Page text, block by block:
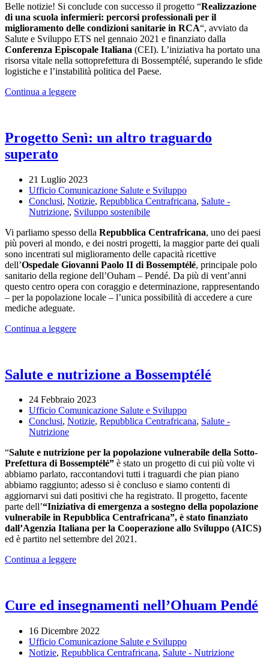
alla
realizzazione
di
una
scuola
di
infermieri
RCA
Belle notizie! Si conclude con successo il progetto “Realizzazione
di una scuola infermieri: percorsi professionali per il
miglioramento delle condizioni sanitarie in RCA“, avviato da
Salute e Sviluppo ETS nel gennaio 2021 e finanziato dalla
Conferenza Episcopale Italiana (CEI). L’iniziativa ha portato una
risorsa vitale nella sottoprefettura di Bossemptélé, superando le sfide
logistiche e l’instabilità politica del Paese.
Continua a leggere
Progetto Senì: un altro traguardo
superato
21 Luglio 2023
Ufficio Comunicazione Salute e Sviluppo
Conclusi, Notizie, Repubblica Centrafricana, Salute -
Nutrizione, Sviluppo sostenibile
Vi parliamo spesso della Repubblica Centrafricana, uno dei paesi
più poveri al mondo, e dei nostri progetti, la maggior parte dei quali
sono incentrati sul miglioramento delle capacità ricettive
dell’Ospedale Giovanni Paolo II di Bossemptélé, principale polo
sanitario della regione dell’Ouham – Pendé. Da più di vent’anni
questo centro opera con coraggio e determinazione, rappresentando
– per la popolazione locale – l’unica possibilità di accedere a cure
mediche adeguate.
Continua a leggere
Salute e nutrizione a Bossemptélé
24 Febbraio 2023
Ufficio Comunicazione Salute e Sviluppo
Conclusi, Notizie, Repubblica Centrafricana, Salute -
Nutrizione
“Salute e nutrizione per la popolazione vulnerabile della Sotto-
Prefettura di Bossemptélé” è stato un progetto di cui più volte vi
abbiamo parlato, raccontandovi tutti i traguardi che pian piano
abbiamo raggiunto; adesso si è concluso e siamo contenti di
aggiornarvi sui dati positivi che ha registrato. Il progetto, facente
parte dell’“Iniziativa di emergenza a sostegno della popolazione
vulnerabile in Repubblica Centrafricana”, è stato finanziato
dall’Agenzia Italiana per la Cooperazione allo Sviluppo (AICS)
ed è partito nel settembre del 2021.
Continua a leggere
Cure ed insegnamenti nell’Ohuam Pendé
16 Dicembre 2022
Ufficio Comunicazione Salute e Sviluppo
Notizie, Repubblica Centrafricana, Salute - Nutrizione